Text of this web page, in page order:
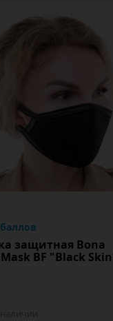
защитная Bona
BF "Black